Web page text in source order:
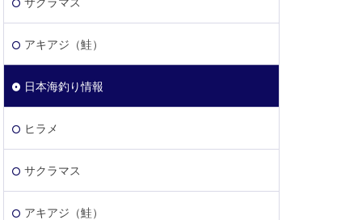
アキアジ（鮭）
日本海釣り情報
ヒラメ
サクラマス
アキアジ（鮭）